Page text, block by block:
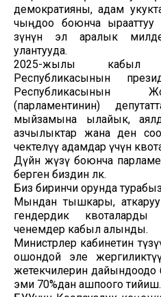
демократияны, адам
чыңдоо боюнча
өзүнүн эл аралык
улантууда.
2025-жылы кабыл
Республикасынын
Республикасынын
(парламентинин)
мыйзамына ылайык,
азчылыктар жана ден
чектелүү адамдар үчүн
Дүйнө жүзү боюнча
берген биздин өлкө.
Биз биринчи орунда
Мындан тышкары,
гендердик квоталарды
ченемдер кабыл алынды.
Министрлер кабинетин
ошондой эле
жетекчилерин дайындоодо
эми 70%дан ашпоого тийиш.